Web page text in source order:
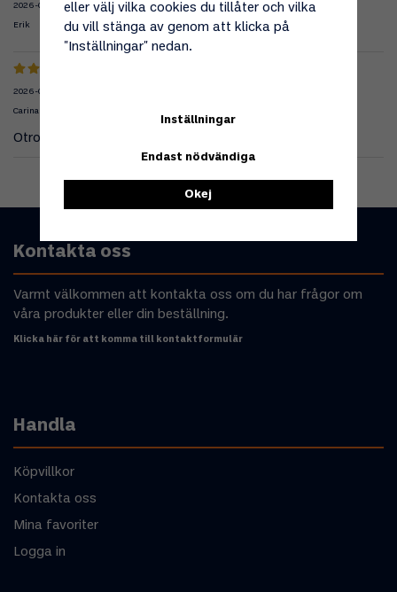
2026-07-04
Erik
2026-05-30
Carina
Otroligt snabb leverans! Supernöjd .
Kontakta oss
Varmt välkommen att kontakta oss om du har frågor om
våra produkter eller din beställning.
Klicka här för att komma till kontaktformulär
Handla
Köpvillkor
Kontakta oss
Mina favoriter
Logga in
eller välj vilka cookies du tillåter och vilka
du vill stänga av genom att klicka på
"Inställningar" nedan.
Inställningar
Endast nödvändiga
Okej